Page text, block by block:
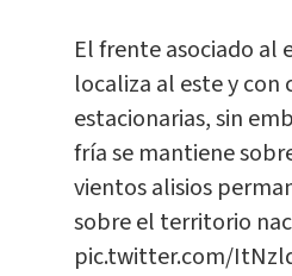
El frente asociado al
localiza al este y con
estacionarias, sin
fría se mantiene
vientos alisios
sobre el territorio
pic.twitter.com/